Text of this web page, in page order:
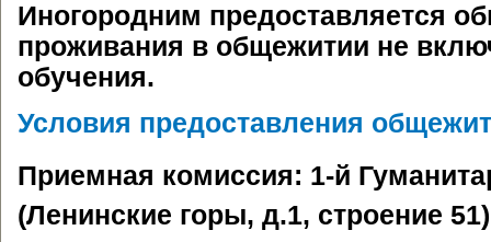
Иногородним предоставляется
проживания в общежитии не
обучения.
Условия предоставления
Приемная комиссия: 1-й
(Ленинские горы, д.1, строение